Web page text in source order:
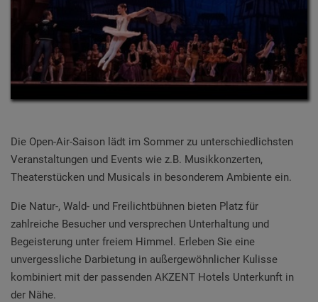
Die Open-Air-Saison lädt im Sommer zu unterschiedlichsten
Veranstaltungen und Events wie z.B. Musikkonzerten,
Theaterstücken und Musicals in besonderem Ambiente ein.
Die Natur-, Wald- und Freilichtbühnen bieten Platz für
zahlreiche Besucher und versprechen Unterhaltung und
Begeisterung unter freiem Himmel. Erleben Sie eine
unvergessliche Darbietung in außergewöhnlicher Kulisse
kombiniert mit der passenden AKZENT Hotels Unterkunft in
der Nähe.